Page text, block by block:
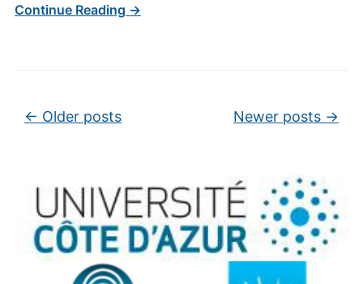
Continue Reading →
Post navigation
← Older posts Newer posts →